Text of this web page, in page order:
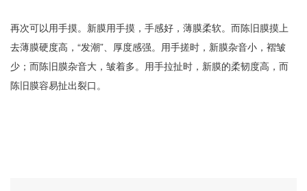
再次可以用手摸。新膜用手摸，手感好，薄膜柔软。而陈旧膜摸上
去薄膜硬度高，“发潮”、厚度感强。用手搓时，新膜杂音小，褶皱
少；而陈旧膜杂音大，皱着多。用手拉扯时，新膜的柔韧度高，而
陈旧膜容易扯出裂口。